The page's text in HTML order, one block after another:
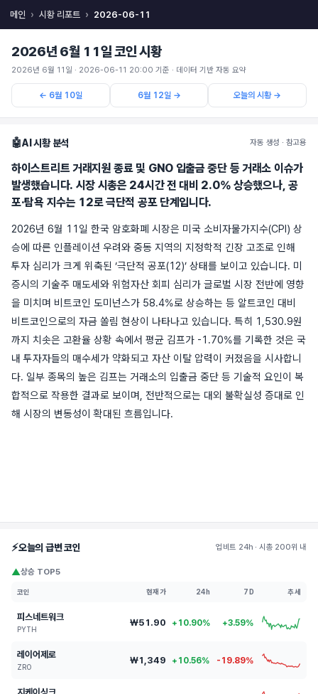
메인 시황 리포트 2026-06-11
2026년 6월 11일 코인 시황
2026년 6월 11일 · 2026-06-11 20:00 기준 · 데이터 기반 자동 요약
← 6월 10일 6월 12일 → 오늘의 시황 →
🤖AI 시황 분석 자동 생성 · 참고용
하이스트리트 거래지원 종료 및 GNO 입출금 중단 등 거래소 이슈가
발생했습니다. 시장 시총은 24시간 전 대비 2.0% 상승했으나, 공
포·탐욕 지수는 12로 극단적 공포 단계입니다.
2026년 6월 11일 한국 암호화폐 시장은 미국 소비자물가지수(CPI) 상
승에 따른 인플레이션 우려와 중동 지역의 지정학적 긴장 고조로 인해
투자 심리가 크게 위축된 ‘극단적 공포(12)’ 상태를 보이고 있습니다. 미
증시의 기술주 매도세와 위험자산 회피 심리가 글로벌 시장 전반에 영향
을 미치며 비트코인 도미넌스가 58.4%로 상승하는 등 알트코인 대비
비트코인으로의 자금 쏠림 현상이 나타나고 있습니다. 특히 1,530.9원
까지 치솟은 고환율 상황 속에서 평균 김프가 -1.70%를 기록한 것은 국
내 투자자들의 매수세가 약화되고 자산 이탈 압력이 커졌음을 시사합니
다. 일부 종목의 높은 김프는 거래소의 입출금 중단 등 기술적 요인이 복
합적으로 작용한 결과로 보이며, 전반적으로는 대외 불확실성 증대로 인
해 시장의 변동성이 확대된 흐름입니다.
⚡오늘의 급변 코인 업비트 24h · 시총 200위 내
▲상승 TOP5
코인 현재가 24h 7D 추세
피스네트워크
PYTH
₩51.90 +10.90% +3.59%
레이어제로
ZRO
₩1,349 +10.56% -19.89%